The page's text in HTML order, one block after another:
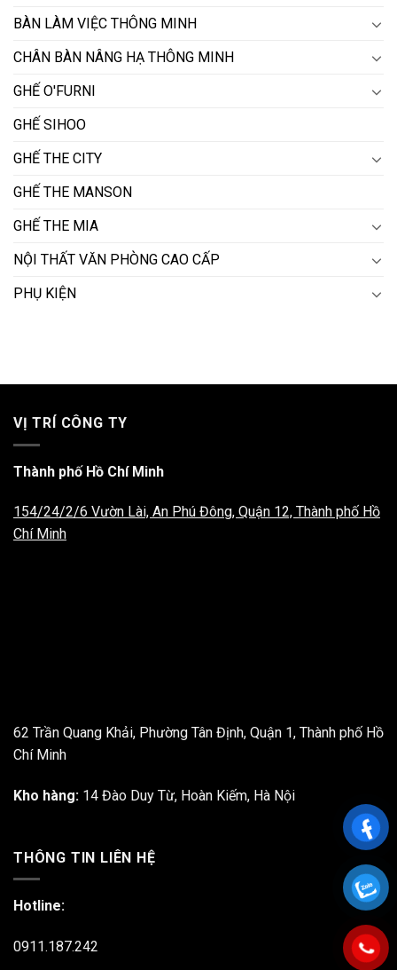
BÀN LÀM VIỆC THÔNG MINH
CHÂN BÀN NÂNG HẠ THÔNG MINH
GHẾ O'FURNI
GHẾ SIHOO
GHẾ THE CITY
GHẾ THE MANSON
GHẾ THE MIA
NỘI THẤT VĂN PHÒNG CAO CẤP
PHỤ KIỆN
VỊ TRÍ CÔNG TY
Thành phố Hồ Chí Minh
154/24/2/6 Vườn Lài, An Phú Đông, Quận 12, Thành phố Hồ
Chí Minh
62 Trần Quang Khải, Phường Tân Định, Quận 1, Thành phố Hồ
Chí Minh
Kho hàng: 14 Đào Duy Từ, Hoàn Kiếm, Hà Nội
THÔNG TIN LIÊN HỆ
Hotline:
0911.187.242